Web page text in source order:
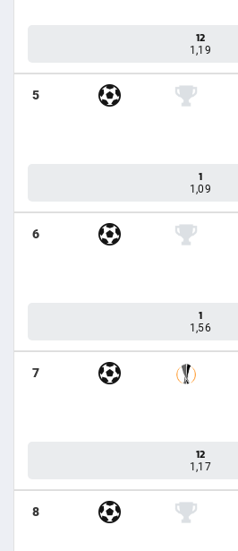
12
1,19
5
1
1,09
6
1
1,56
7
12
1,17
8